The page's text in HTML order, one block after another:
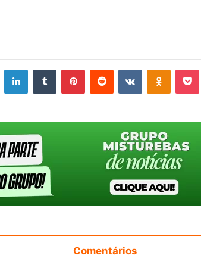
Comentários